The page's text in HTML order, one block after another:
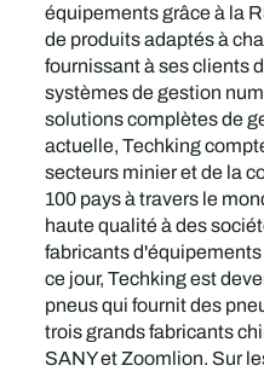
équipements grâce à la
de produits adaptés à
fournissant à ses clients
systèmes de gestion
solutions complètes de
actuelle, Techking
secteurs minier et de la
100 pays à travers le
haute qualité à des
fabricants
ce jour, Techking est
pneus qui fournit des
trois grands fabricants
SANY et Zoomlion. Sur